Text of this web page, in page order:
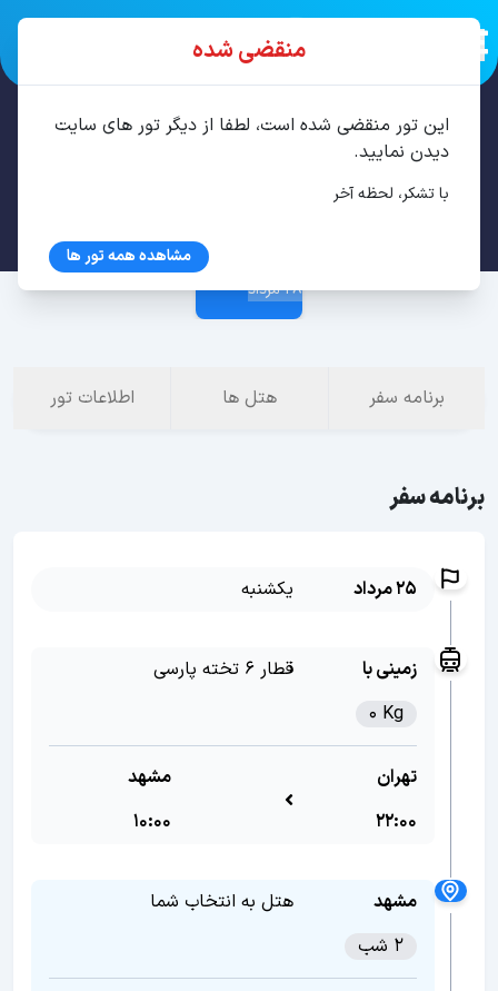
28 مرداد
برنامه سفر هتل ها اطلاعات تور
برنامه سفر
25 مرداد یکشنبه
زمینی با
قطار 6 تخته پارسی
0 Kg
تهران
22:00
مشهد
10:00
مشهد
هتل به انتخاب شما
2 شب
منقضی شده
این تور منقضی شده است، لطفا از دیگر تور های سایت
دیدن نمایید.
با تشکر، لحظه آخر
مشاهده همه تور ها